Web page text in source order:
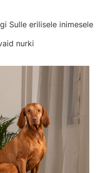
Sulle erilisele inimesele
nurki